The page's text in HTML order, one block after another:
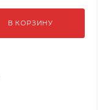
В КОРЗИНУ